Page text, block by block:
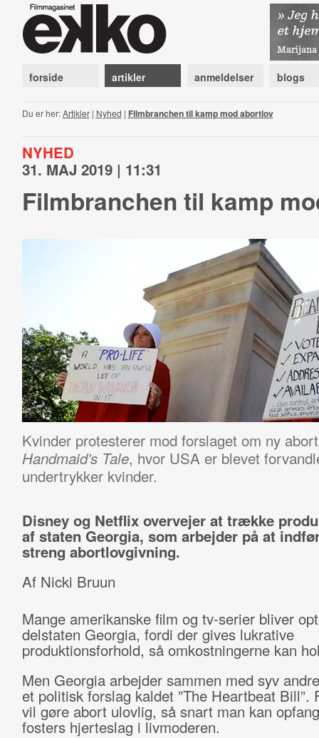
forside artikler anmeldelser blogs
Du er her:Artikler| Nyhed | Filmbranchen til kamp mod abortlov
NYHED
31. MAJ 2019 | 11:31
Filmbranchen til kamp
Kvinder protesterer mod forslaget om ny
Handmaid’s Tale, hvor USA er blevet
undertrykker kvinder.
Disney og Netflix overvejer at trække
af staten Georgia, som arbejder på at
streng abortlovgivning.
Af Nicki Bruun
Mange amerikanske film og tv-serier bliver
delstaten Georgia, fordi der gives lukrative
produktionsforhold, så omkostningerne kan
Men Georgia arbejder sammen med syv
et politisk forslag kaldet ”The Heartbeat Bill”.
vil gøre abort ulovlig, så snart man kan
fosters hjerteslag i livmoderen.